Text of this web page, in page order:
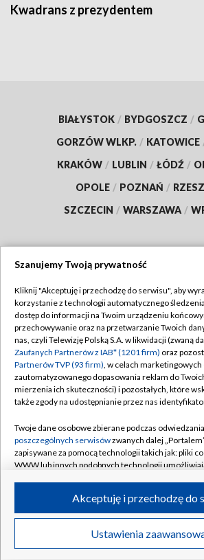
Kwadrans z prezydentem
BIAŁYSTOK / BYDGOSZCZ /
GORZÓW WLKP. / KATOWICE
KRAKÓW / LUBLIN / ŁÓDŹ /
OPOLE / POZNAŃ /
SZCZECIN / WARSZAWA /
TVP
Abonament TVP
Emisja w TVP
Centrum informacji TVP
Naziemna Telewizja Cyfrowa
Rada Programowa
System NOS
Informacje o nadawcy
Program dla prasy
Ogłoszenie przetargowe
Regulamin TVP
Polityka
Moje zgody
Pomoc
Kontakt
Kanały
©2026 Telewizja Polska S.A. w
Szanujemy Twoją prywatność
Kliknij "Akceptuję i przechodzę do serwisu", aby
korzystanie z technologii automatycznego
dostęp do informacji na Twoim urządzeniu
przechowywanie oraz na przetwarzanie Twoich
nas, czyli Telewizję Polską S.A. w likwidacji (zwaną
Zaufanych Partnerów z IAB* (1201 firm) oraz
Partnerów TVP (93 firm), w celach marketingowych
zautomatyzowanego dopasowania reklam do
mierzenia ich skuteczności) i pozostałych, które
także zgody na udostępnianie przez nas
Twoje dane osobowe zbierane podczas
poszczególnych serwisówzwanych dalej
zapisywane za pomocą technologii takich jak: pliki
WWW lub innych podobnych technologii
ruchu w Internecie.
Twoje dane osobowe zbierane podczas odwiedzania
poszczególnych serwisówna Portalu, takie jak
Ustawienia
Akceptuję i przechodzę do